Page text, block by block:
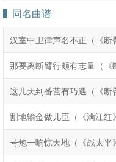
同名曲谱
汉室中卫律声名不正（《断
那要离断臂行颇有志量（《
这几天到番营有巧遇（《断
割地输金做儿臣（《满江红
号炮一响惊天地（《战太平